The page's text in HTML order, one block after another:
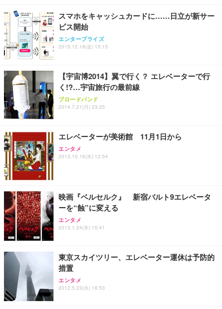
スマホをキャッシュカードに……日立が新サー
ビス開始
エンタープライズ
2015.12.18(金) 15:15
【宇宙博2014】翼で行く？ エレベーターで行
く!?…宇宙旅行の最前線
ブロードバンド
2014.7.21(月) 23:25
エレベーターが美術館 11月1日から
エンタメ
2013.10.16(水) 12:54
映画『ベルセルク』 新宿バルト9エレベータ
ーを“蝕”に変える
エンタメ
2013.1.24(木) 15:41
東京スカイツリー、エレベーター運休は予防的
措置
エンタメ
2012.5.23(水) 18:53